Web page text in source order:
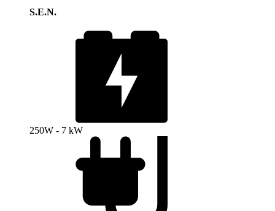
S.E.N.
250W - 7 kW